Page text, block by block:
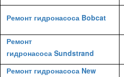
Ремонт гидронасоса Bobcat
Ремонт
гидронасоса Sundstrand
Ремонт гидронасоса New